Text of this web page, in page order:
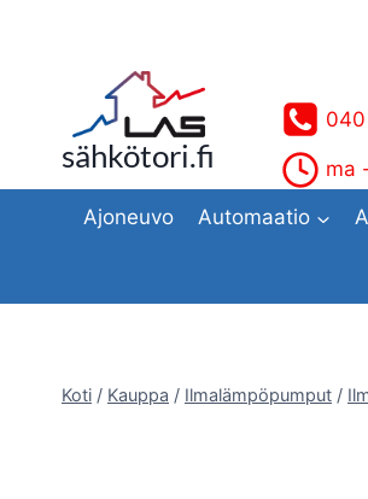
sähkötori.fi ma
Ajoneuvo Automaatio
Koti / Kauppa / Ilmalämpöpumput /